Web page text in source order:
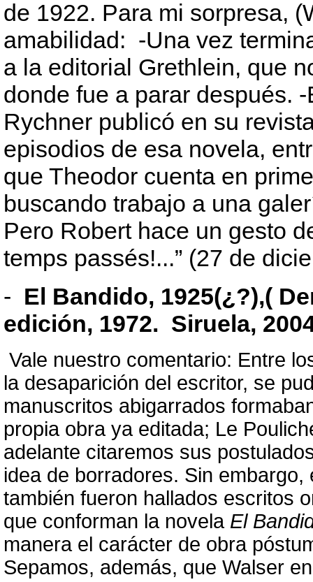
de 1922. Para mi sorpresa,
amabilidad: -Una vez
a la editorial Grethlein, que
donde fue a parar después.
Rychner publicó en su
episodios de esa novela,
que Theodor cuenta en
buscando trabajo a una
Pero Robert hace un gesto
temps passés!...” (27 de
- El Bandido, 1925(¿?),(
edición, 1972. Siruela,
Vale nuestro comentario: Entre
la desaparición del escritor, se
manuscritos abigarrados
propia obra ya editada; Le
adelante citaremos sus
idea de borradores. Sin
también fueron hallados escritos
que conforman la novela El
manera el carácter de obra
Sepamos, además, que Walser